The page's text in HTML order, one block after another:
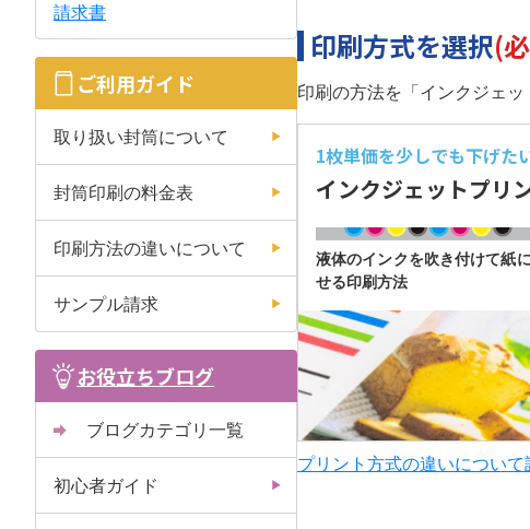
請求書
ご利用ガイド
取り扱い封筒について
封筒印刷の料金表
印刷方法の違いについて
サンプル請求
お役立ちブログ
ブログカテゴリ一覧
初心者ガイド
印刷方式を選択(
印刷の方法を「インクジェ
1枚単価を少しでも下げた
インクジェットプリ
液体のインクを吹き付けて紙
せる印刷方法
プリント方式の違いについて